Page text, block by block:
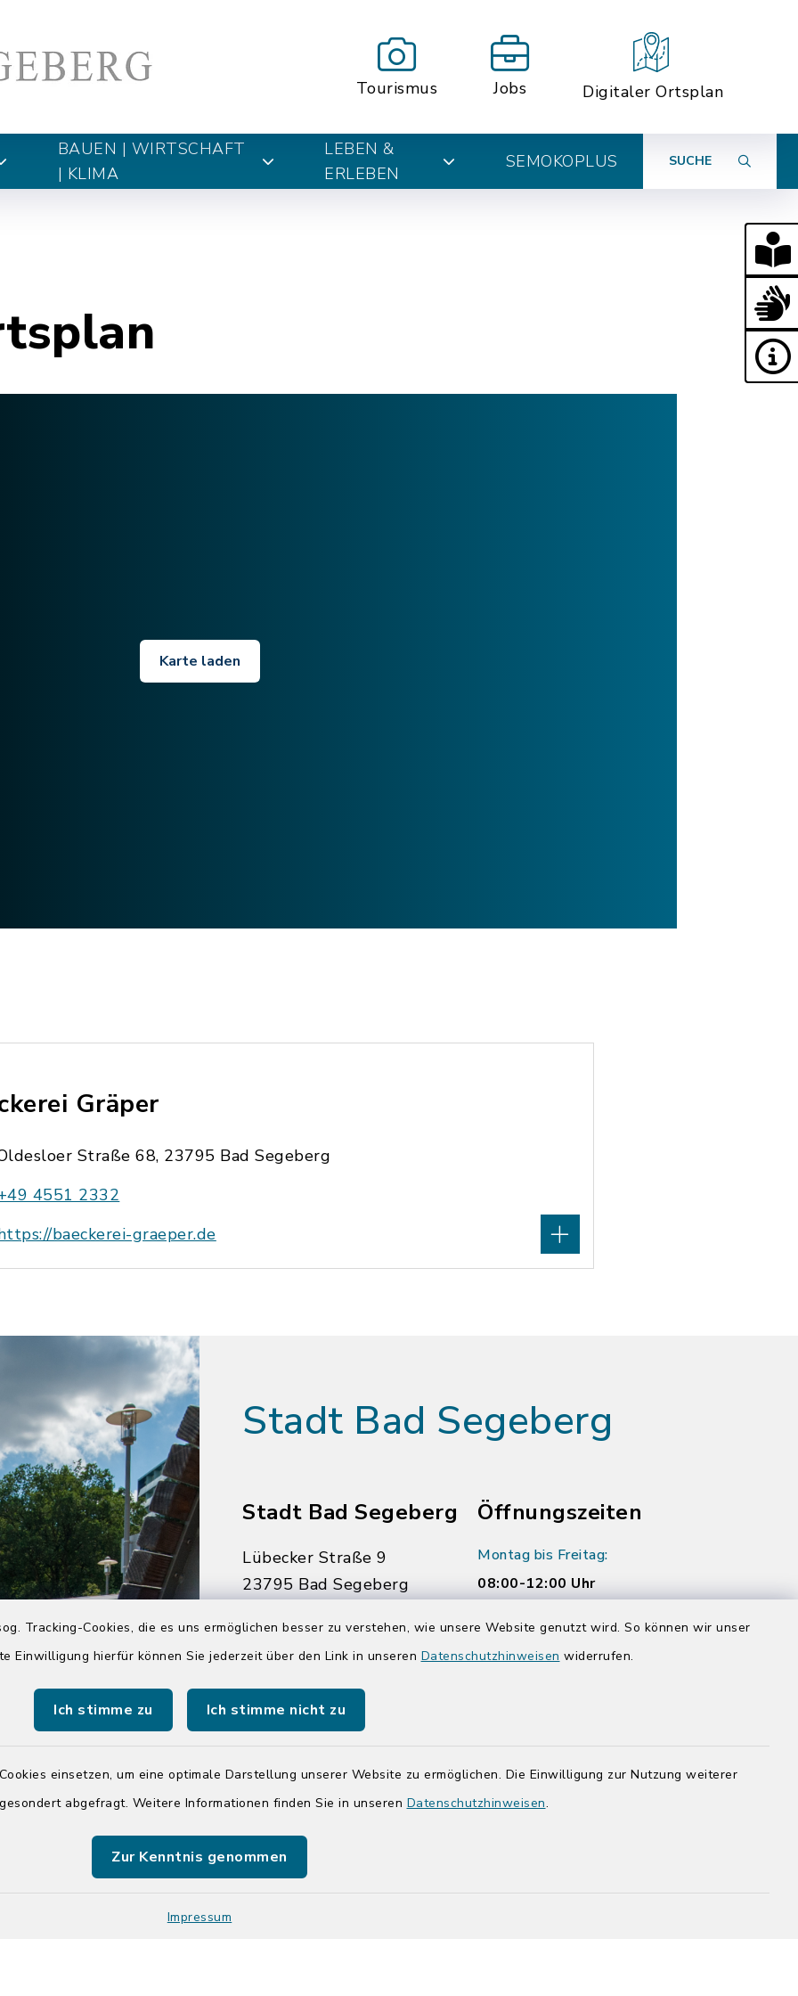
Tracking-Cookies, die es uns ermöglichen besser zu verstehen, wie unsere Website genutzt wird. So können wir unser
Einwilligung hierfür können Sie jederzeit über den Link in unseren Datenschutzhinweisen widerrufen.
Ich stimme zu Ich stimme nicht zu
einsetzen, um eine optimale Darstellung unserer Website zu ermöglichen. Die Einwilligung zur Nutzung weiterer
abgefragt. Weitere Informationen finden Sie in unseren Datenschutzhinweisen.
Zur Kenntnis genommen
Impressum
Tourismus Jobs Digitaler Ortsplan
BAUEN | WIRTSCHAFT
| KLIMA
LEBEN &
ERLEBEN
SEMOKOPLUS SUCHE
Karte laden
Gräper
Straße 68, 23795 Bad Segeberg
4551 2332
baeckerei-graeper.de
Stadt Bad Segeberg
Stadt Bad Segeberg
Lübecker Straße 9
23795 Bad Segeberg
04551 964-0
04551 964-111
Öffnungszeiten
Montag bis Freitag:
08:00-12:00 Uhr
Donnerstag zusätzlich:
14:00-17:00 Uhr
Quicklinks
Kreis Segeberg
Tourist-Info der Stadt Bad